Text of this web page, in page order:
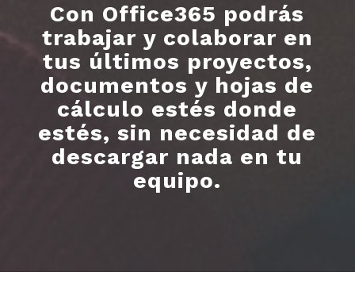
Con Office365 podrás
trabajar y colaborar en
tus últimos proyectos,
documentos y hojas de
cálculo estés donde
estés, sin necesidad de
descargar nada en tu
equipo.